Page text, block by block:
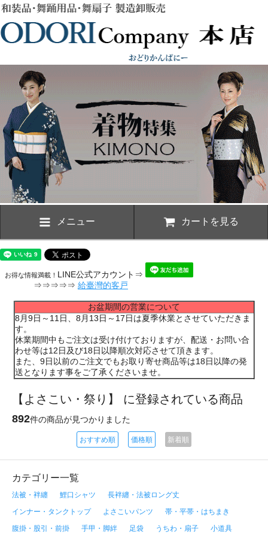
メニュー カートを見る
お得な情報満載！ LINE公式アカウント⇒
⇒⇒⇒⇒⇒ 給臺灣的客戸
お盆期間の営業について
8月9日～11日、8月13日～17日は夏季休業とさせていただきま
す。
休業期間中もご注文は受け付けておりますが、配送・お問い合
わせ等は12日及び18日以降順次対応させて頂きます。
また、9日以前のご注文でもお取り寄せ商品等は18日以降の発
送となります事をご了承くださいませ。
【よさこい・祭り】 に登録されている商品
892件の商品が見つかりました
おすすめ順 価格順 新着順
カテゴリー一覧
法被・袢纏 鯉口シャツ
長袢纏・法被ロング丈
インナー・タンクトップ
よさこいパンツ
帯・平帯・はちまき
腹掛・股引・前掛
手甲・脚絆 足袋 うちわ・扇子
小道具